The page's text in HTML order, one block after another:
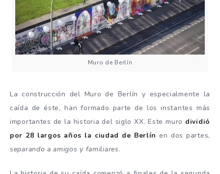
Muro de Berlín
La construcción del Muro de Berlín y especialmente la
caída de éste, han formado parte de los instantes más
importantes de la historia del siglo XX. Este muro dividió
por 28 largos años la ciudad de Berlín en dos partes,
separando a amigos y familiares.